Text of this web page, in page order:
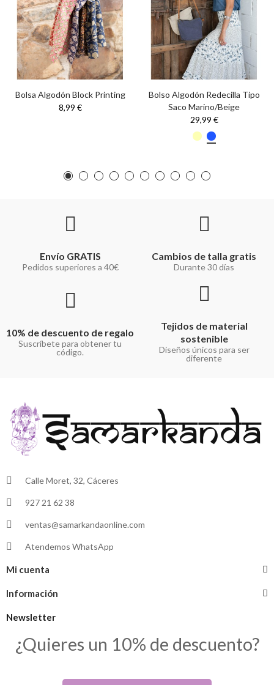
Bolsa Algodón Block Printing
8,99 €
Bolso Algodón Redecilla Tipo
Saco Marino/Beige
29,99 €
Envío GRATIS
Pedidos superiores a 40€
Cambios de talla gratis
Durante 30 días
10% de descuento de regalo
Suscríbete para obtener tu
código.
Tejidos de material
sostenible
Diseños únicos para ser
diferente
Calle Moret, 32, Cáceres
927 21 62 38
ventas@samarkandaonline.com
Atendemos WhatsApp
Mi cuenta
Información
Newsletter
¿Quieres un 10% de descuento?